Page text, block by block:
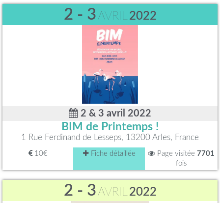
2 - 3AVRIL 2022
2 & 3 avril 2022
BIM de Printemps !
1 Rue Ferdinand de Lesseps, 13200 Arles, France
10€ Fiche détaillée Page visitée 7701
fois
2 - 3AVRIL2022